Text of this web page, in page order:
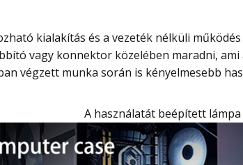
vagy konnektor közelében maradni,
végzett munka során is kényelmesebb
A használatát beépített